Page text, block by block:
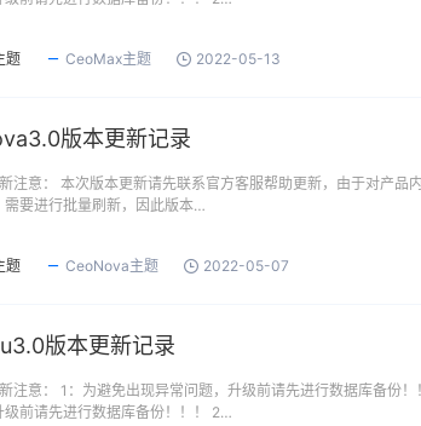
题 CeoMax主题 2022-05-13
版本更新记录
注意： 本次版本更新请先联系官方客服帮助更新，由于对产品
需要进行批量刷新，因此版本…
题 CeoNova主题 2022-05-07
版本更新记录
注意： 1：为避免出现异常问题，升级前请先进行数据库备份
级前请先进行数据库备份！！！ 2…